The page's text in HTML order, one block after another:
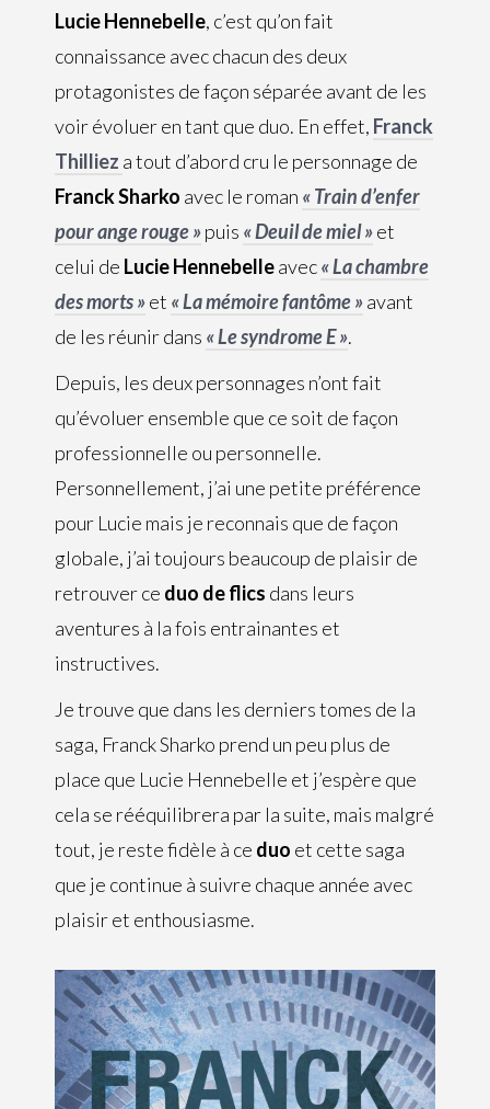
Lucie Hennebelle, c’est qu’on fait
connaissance avec chacun des deux
protagonistes de façon séparée avant de les
voir évoluer en tant que duo. En effet, Franck
Thilliez a tout d’abord cru le personnage de
Franck Sharko avec le roman « Train d’enfer
pour ange rouge »puis « Deuil de miel »et
celui de Lucie Hennebelleavec« La chambre
des morts »et « La mémoire fantôme »avant
de les réunir dans « Le syndrome E ».
Depuis, les deux personnages n’ont fait
qu’évoluer ensemble que ce soit de façon
professionnelle ou personnelle.
Personnellement, j’ai une petite préférence
pour Lucie mais je reconnais que de façon
globale, j’ai toujours beaucoup de plaisir de
retrouver ce duo de flics dans leurs
aventures à la fois entrainantes et
instructives.
Je trouve que dans les derniers tomes de la
saga, Franck Sharko prend un peu plus de
place que Lucie Hennebelle et j’espère que
cela se rééquilibrera par la suite, mais malgré
tout, je reste fidèle à ce duo et cette saga
que je continue à suivre chaque année avec
plaisir et enthousiasme.